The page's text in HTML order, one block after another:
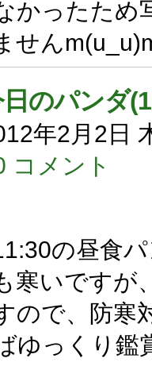
かったため
せん
のパンダ
年2月2日
コメント
の昼食
寒いですが
ので、防寒
ゆっくり鑑